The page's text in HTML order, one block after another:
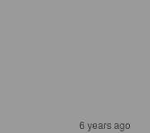
6 years ago